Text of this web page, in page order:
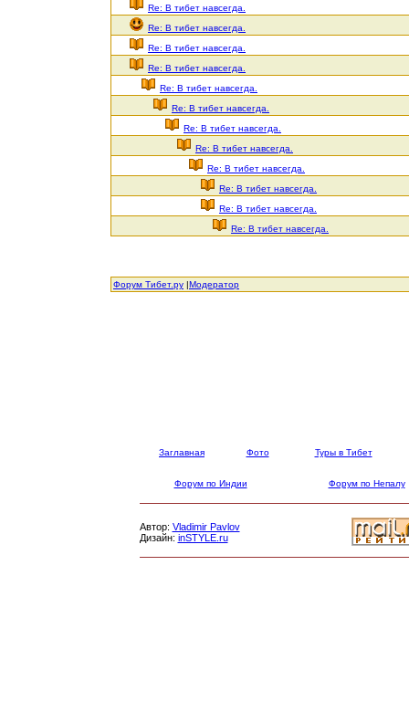
Re: В тибет навсегда.
Re: В тибет навсегда.
Re: В тибет навсегда.
Re: В тибет навсегда.
Re: В тибет навсегда.
Re: В тибет навсегда.
Re: В тибет навсегда.
Re: В тибет навсегда.
Re: В тибет навсегда.
Re: В тибет навсегда.
Re: В тибет навсегда.
Re: В тибет навсегда.
Форум Тибет.ру |Модератор
Заглавная Фото Туры в Тибет
Форум по Индии Форум по Непалу
Автор: Vladimir Pavlov
Дизайн: inSTYLE.ru